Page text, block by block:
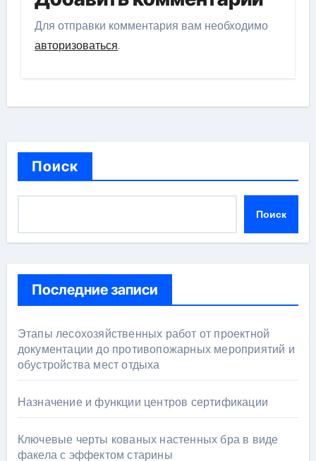
Для отправки комментария вам необходимо
авторизоваться.
Поиск
Поиск
Последние записи
Этапы лесохозяйственных работ от проектной
документации до противопожарных мероприятий и
обустройства мест отдыха
Назначение и функции центров сертификации
Ключевые черты кованых настенных бра в виде
факела с эффектом старины